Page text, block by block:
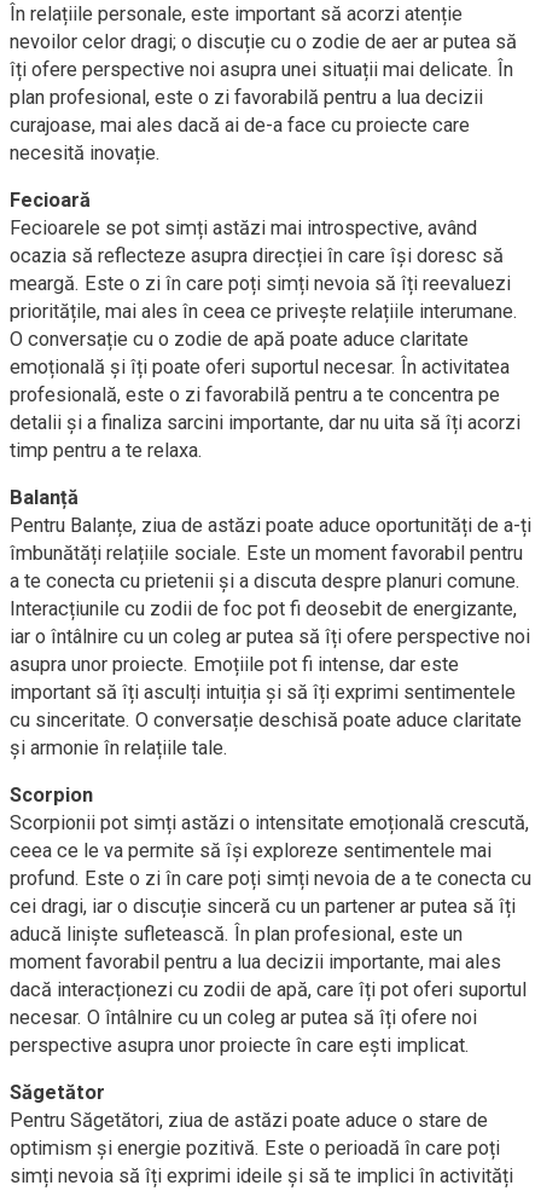
În relațiile personale, este important să acorzi atenție
nevoilor celor dragi; o discuție cu o zodie de aer ar putea să
îți ofere perspective noi asupra unei situații mai delicate. În
plan profesional, este o zi favorabilă pentru a lua decizii
curajoase, mai ales dacă ai de-a face cu proiecte care
necesită inovație.
Fecioară
Fecioarele se pot simți astăzi mai introspective, având
ocazia să reflecteze asupra direcției în care își doresc să
meargă. Este o zi în care poți simți nevoia să îți reevaluezi
prioritățile, mai ales în ceea ce privește relațiile interumane.
O conversație cu o zodie de apă poate aduce claritate
emoțională și îți poate oferi suportul necesar. În activitatea
profesională, este o zi favorabilă pentru a te concentra pe
detalii și a finaliza sarcini importante, dar nu uita să îți acorzi
timp pentru a te relaxa.
Balanță
Pentru Balanțe, ziua de astăzi poate aduce oportunități de a-ți
îmbunătăți relațiile sociale. Este un moment favorabil pentru
a te conecta cu prietenii și a discuta despre planuri comune.
Interacțiunile cu zodii de foc pot fi deosebit de energizante,
iar o întâlnire cu un coleg ar putea să îți ofere perspective noi
asupra unor proiecte. Emoțiile pot fi intense, dar este
important să îți asculți intuiția și să îți exprimi sentimentele
cu sinceritate. O conversație deschisă poate aduce claritate
și armonie în relațiile tale.
Scorpion
Scorpionii pot simți astăzi o intensitate emoțională crescută,
ceea ce le va permite să își exploreze sentimentele mai
profund. Este o zi în care poți simți nevoia de a te conecta cu
cei dragi, iar o discuție sinceră cu un partener ar putea să îți
aducă liniște sufletească. În plan profesional, este un
moment favorabil pentru a lua decizii importante, mai ales
dacă interacționezi cu zodii de apă, care îți pot oferi suportul
necesar. O întâlnire cu un coleg ar putea să îți ofere noi
perspective asupra unor proiecte în care ești implicat.
Săgetător
Pentru Săgetători, ziua de astăzi poate aduce o stare de
optimism și energie pozitivă. Este o perioadă în care poți
simți nevoia să îți exprimi ideile și să te implici în activități